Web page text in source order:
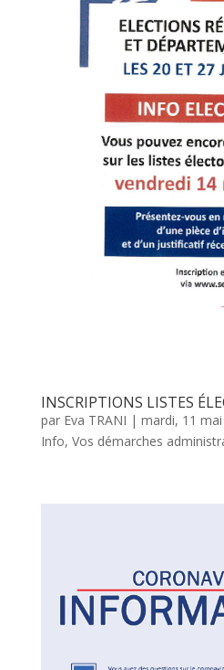
INSCRIPTIONS LISTES
par Eva TRANI | mardi, 11 mai
Info, Vos démarches